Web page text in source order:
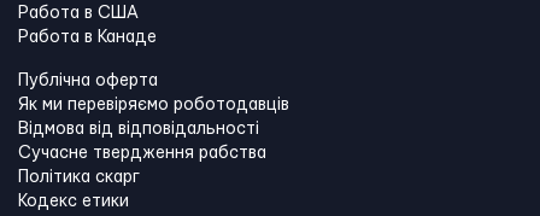
Работа в США
Работа в Канадe
Публічна оферта
Як ми перевіряємо роботодавців
Відмова від відповідальності
Сучасне твердження рабства
Політика скарг
Кодекс етики